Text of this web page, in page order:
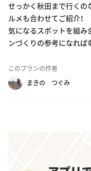
せっかく秋田まで行くの
ルメも合わせてご紹介！
気になるスポットを組み
ンづくりの参考になれ
このプランの作者
まきの つぐみ